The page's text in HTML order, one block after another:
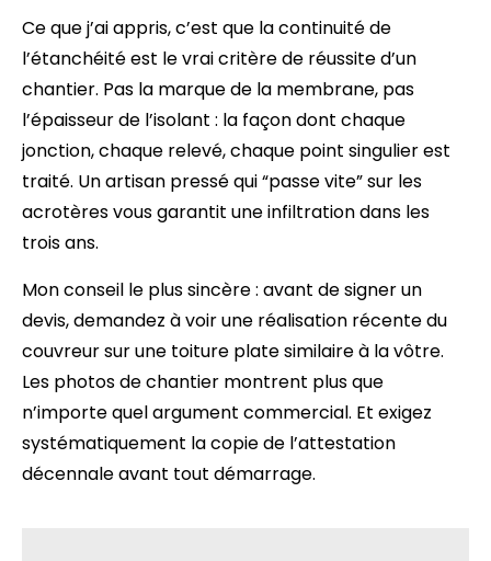
Ce que j’ai appris, c’est que la continuité de
l’étanchéité est le vrai critère de réussite d’un
chantier. Pas la marque de la membrane, pas
l’épaisseur de l’isolant : la façon dont chaque
jonction, chaque relevé, chaque point singulier est
traité. Un artisan pressé qui “passe vite” sur les
acrotères vous garantit une infiltration dans les
trois ans.
Mon conseil le plus sincère : avant de signer un
devis, demandez à voir une réalisation récente du
couvreur sur une toiture plate similaire à la vôtre.
Les photos de chantier montrent plus que
n’importe quel argument commercial. Et exigez
systématiquement la copie de l’attestation
décennale avant tout démarrage.